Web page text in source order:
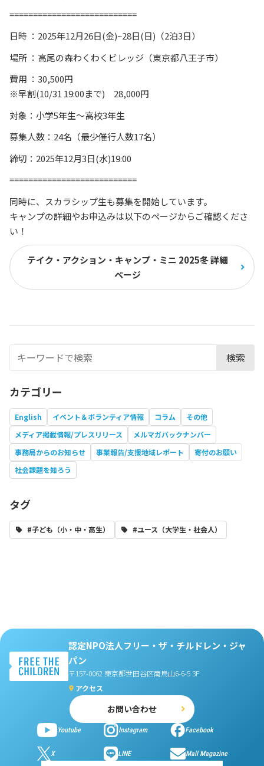
===========================
日時 ：2025年12月26日(金)~28日(日)（2泊3日）
場所 ：高尾の森わくわくビレッジ（東京都八王子市）
費用 ：30,500円
※早割(10/31 19:00まで) 28,000円
対象：小学5年生～高校3年生
募集人数：24名（最少催行人数17名）
締切：2025年12月3日(水)19:00
===========================
同時に、スカラシップ生も募集を開始しています。
キャンプの詳細やお申込みは以下のページからご確認くださ
い！
テイク・アクション・キャンプ・ミニ 2025冬 詳細
ページ
検索
カテゴリー
English イベント＆ボランティア情報 コラム
その他
メディア掲載情報/プレスリリース
メルマガバックナンバー
事務局からのお知らせ
事業報告/支援地域レポート
寄付のお願い
社会課題を知ろう
タグ
#子ども（小・中・高生） #ユース（大学生・社会人）
認定NPO法人フリー・ザ・チルドレン・ジャ
パン
〒157-0062 東京都世田谷区南烏山6-6-5 3F
アクセス
お問い合わせ
Youtube Instagram Facebook
X LINE Mail Magazine